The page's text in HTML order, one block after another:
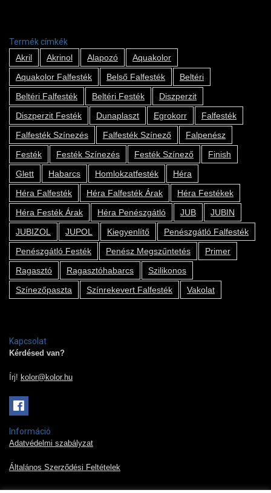
Termék címkék
Akril
Akrinol Alapozó
Aquakolor
Aquakolor Falfesték
Belső Falfesték
Beltéri
Beltéri Falfesték
Beltéri Festék
Diszperzit
Diszperzit Festék
Dunaplaszt Egrokorr
Falfesték
Falfesték Színezés
Falfesték Színező
Falpenész
Festék
Festék Színezés Festék Színező
Finish
Glett
Habarcs Homlokzatfesték
Héra
Héra Falfesték
Héra Falfesték Árak
Héra Festékek
Héra Festék Árak
Héra Penészgátló JUB
JUBIN
JUBIZOL
JUPOL Kiegyenlítő
Penészgátló Falfesték
Penészgátló Festék
Penész Megszűntetés
Primer
Ragasztó
Ragasztóhabarcs
Szilikonos
Színezőpaszta
Színrekevert Falfesték Vakolat
Kapcsolat
Kérdésed van?
Írj! kolor@kolor.hu
Információ
Adatvédelmi szabályzat
Általános Szerződési Feltételek